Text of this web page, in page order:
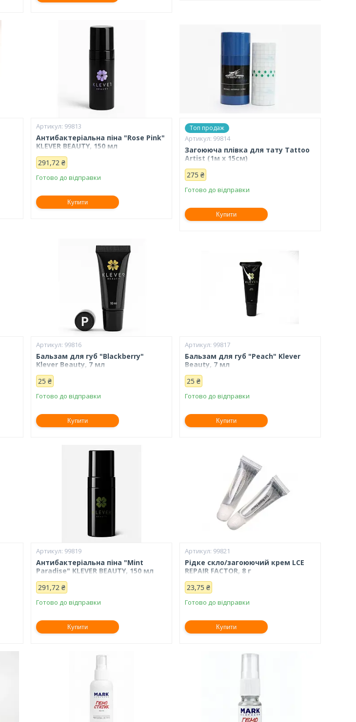
99813
Антибактеріальна піна "Rose Pink"
KLEVER BEAUTY, 150 мл
291,72 ₴
Готово до відправки
Купити
Топ продаж
99814
Загоююча плівка для тату Tattoo
Artist (1м х 15см)
275 ₴
Готово до відправки
Купити
99816
Бальзам для губ "Blackberry"
Klever Beauty, 7 мл
25 ₴
Готово до відправки
Купити
99817
Бальзам для губ "Peach" Klever
Beauty, 7 мл
25 ₴
Готово до відправки
Купити
99819
Антибактеріальна піна "Mint
Paradise" KLEVER BEAUTY, 150 мл
291,72 ₴
Готово до відправки
Купити
99821
Рідке скло/загоюючий крем LCE
REPAIR FACTOR, 8 г
23,75 ₴
Готово до відправки
Купити